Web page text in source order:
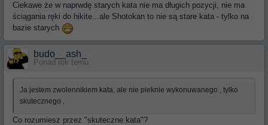
Ciekawe że w naprwdę starych kata nie ma długich pozycji, nie ma
ściągania ręki do hikite...ale Shotokan to nie są stare kata - tylko na
bazie starych
budo__ash_
Ponad rok temu
Ja jestem zwolennikiem kata, ale nie pieknie wykonuwanego , tylko
skutecznego ,
Co rozumiesz przez "skuteczne kata"?